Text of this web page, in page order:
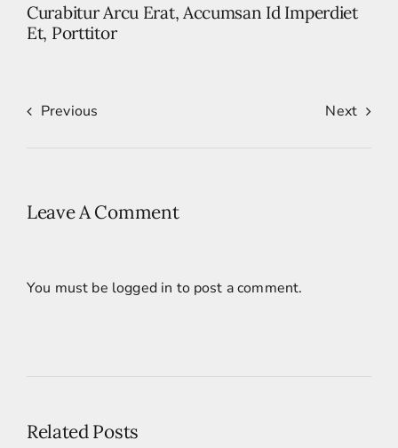
Curabitur Arcu Erat, Accumsan Id Imperdiet
Et, Porttitor
Previous Next
Leave A Comment
You must be logged in to post a comment.
Related Posts